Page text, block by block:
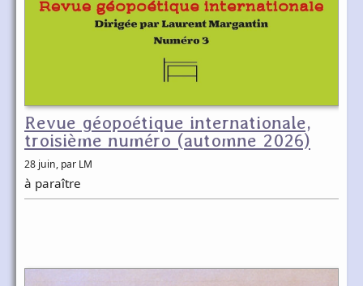
Revue géopoétique internationale,
troisième numéro (automne 2026)
28 juin, par LM
à paraître